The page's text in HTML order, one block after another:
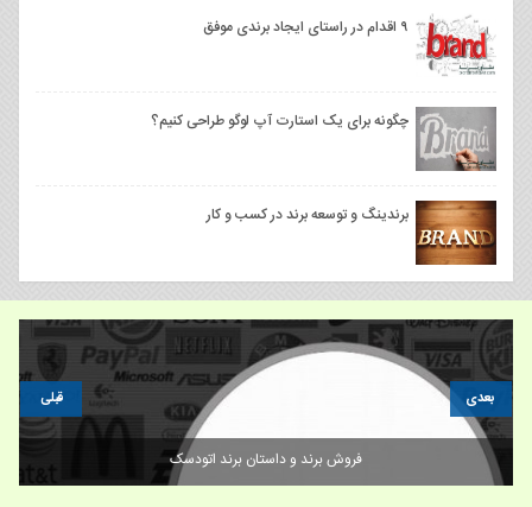
۹ اقدام در راستای ایجاد برندی موفق
چگونه برای یک استارت آپ لوگو طراحی کنیم؟
برندینگ و توسعه برند در کسب و کار
فروش برند و داستان برند اتودسک
قبلی بعدی